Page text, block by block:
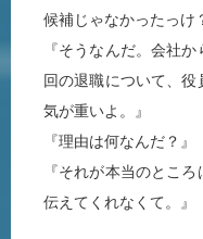
候補じゃなかったっけ
『そうなんだ。会社
回の退職について、役
気が重いよ。』
『理由は何なんだ？』
『それが本当のとこ
伝えてくれなくて。』